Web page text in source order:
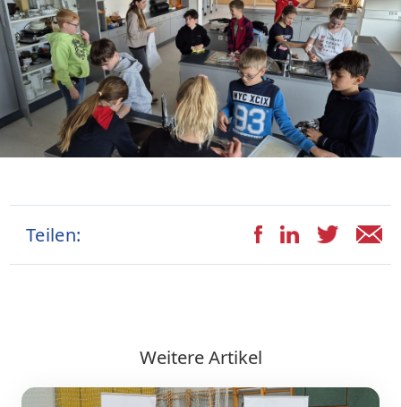
Teilen:
Weitere Artikel